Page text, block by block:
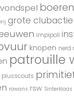
grote clubactie
impipoll
knopen nerd
patrouille
plusscouts
rowans rsw Sinterklaas